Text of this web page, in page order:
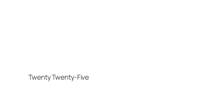
Twenty Twenty-Five